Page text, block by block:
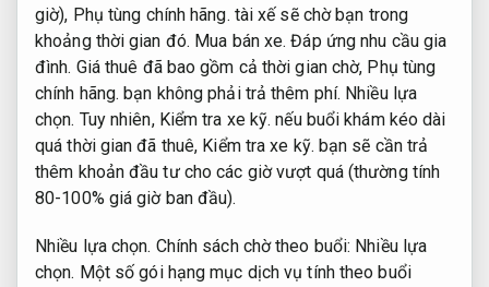
giờ), Phụ tùng chính hãng. tài xế sẽ chờ bạn trong
khoảng thời gian đó. Mua bán xe. Đáp ứng nhu cầu gia
đình. Giá thuê đã bao gồm cả thời gian chờ, Phụ tùng
chính hãng. bạn không phải trả thêm phí. Nhiều lựa
chọn. Tuy nhiên, Kiểm tra xe kỹ. nếu buổi khám kéo dài
quá thời gian đã thuê, Kiểm tra xe kỹ. bạn sẽ cần trả
thêm khoản đầu tư cho các giờ vượt quá (thường tính
80-100% giá giờ ban đầu).
Nhiều lựa chọn. Chính sách chờ theo buổi: Nhiều lựa
chọn. Một số gói hạng mục dịch vụ tính theo buổi